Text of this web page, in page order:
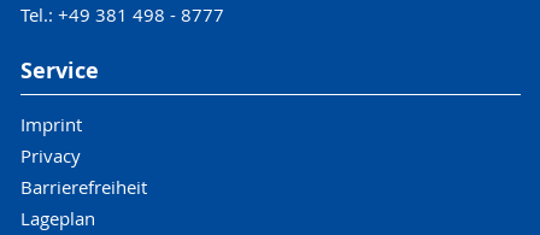
Tel.: +49 381 498 - 8777
Service
Imprint
Privacy
Barrierefreiheit
Lageplan